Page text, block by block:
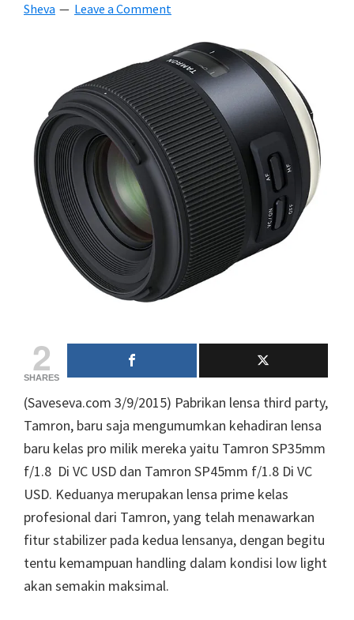
Sheva Leave a Comment
2
SHARES
(Saveseva.com 3/9/2015) Pabrikan lensa third party,
Tamron, baru saja mengumumkan kehadiran lensa
baru kelas pro milik mereka yaitu Tamron SP35mm
f/1.8 Di VC USD dan Tamron SP45mm f/1.8 Di VC
USD. Keduanya merupakan lensa prime kelas
profesional dari Tamron, yang telah menawarkan
fitur stabilizer pada kedua lensanya, dengan begitu
tentu kemampuan handling dalam kondisi low light
akan semakin maksimal.